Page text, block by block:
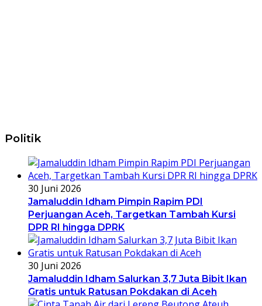
Politik
30 Juni 2026
Jamaluddin Idham Pimpin Rapim PDI
Perjuangan Aceh, Targetkan Tambah Kursi
DPR RI hingga DPRK
30 Juni 2026
Jamaluddin Idham Salurkan 3,7 Juta Bibit Ikan
Gratis untuk Ratusan Pokdakan di Aceh